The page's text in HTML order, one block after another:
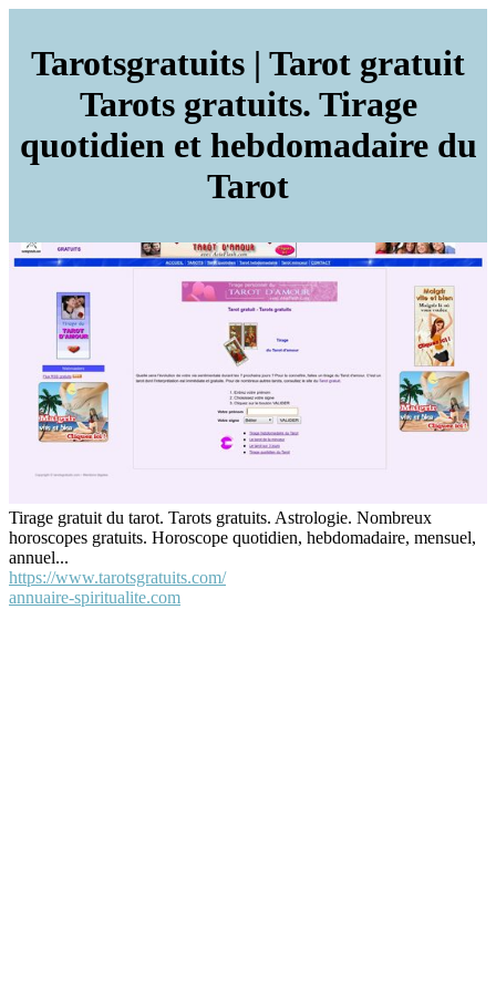
Tarots­gra­tuits | Tarot gratuit
Tarots gratuits. Tirage
quotidien et heb­domadai­re du
Tarot
Tirage gratuit du tarot. Tarots gratuits. Astrologie. Nombreux
horoscopes gratuits. Horoscope quotidien, hebdomadaire, mensuel,
annuel...
https://www.tarotsgratuits.com/
annuaire-spiritualite.com